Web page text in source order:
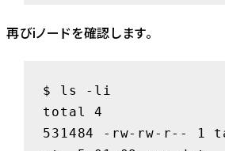
再びiノードを確認します。
$ ls -li
total 4
531484 -rw-rw-r-- 1